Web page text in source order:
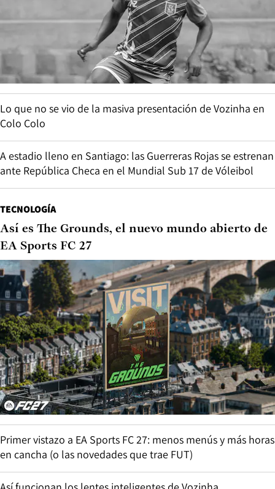
Lo que no se vio de la masiva presentación de Vozinha en
Colo Colo
A estadio lleno en Santiago: las Guerreras Rojas se estrenan
ante República Checa en el Mundial Sub 17 de Vóleibol
TECNOLOGÍA
Así es The Grounds, el nuevo mundo abierto de
EA Sports FC 27
Primer vistazo a EA Sports FC 27: menos menús y más horas
en cancha (o las novedades que trae FUT)